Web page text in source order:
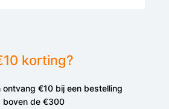
korting?
ontvang €10 bij een bestelling
boven de €300